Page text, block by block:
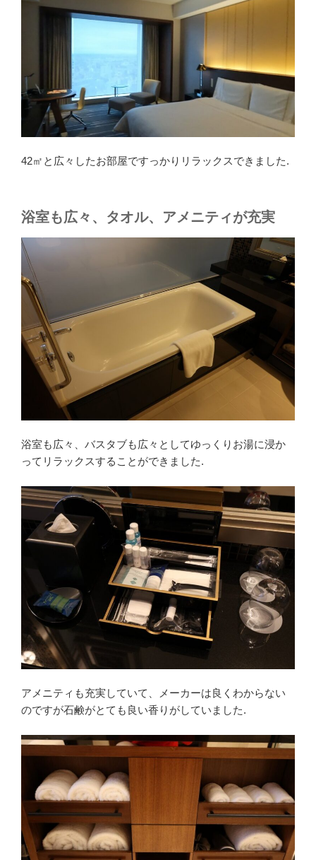
42㎡と広々したお部屋ですっかりリラックスできました.
浴室も広々、タオル、アメニティが充実
浴室も広々、バスタブも広々としてゆっくりお湯に浸か
ってリラックスすることができました.
アメニティも充実していて、メーカーは良くわからない
のですが石鹸がとても良い香りがしていました.